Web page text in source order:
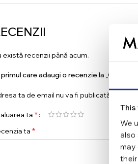
We
also
may
their
există recenzii până acum.
primul care adaugi o recenzie la „Cercei
ta de email nu va fi publicată.
ta *
ta *